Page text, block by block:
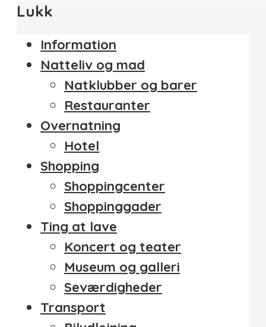
Lukk
Information
Natteliv og mad
Natklubber og barer
Restauranter
Overnatning
Hotel
Shopping
Shoppingcenter
Shoppinggader
Ting at lave
Koncert og teater
Museum og galleri
Seværdigheder
Transport